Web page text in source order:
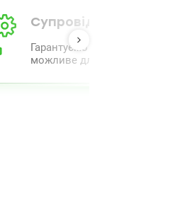
Супровід від А до Я
Гарантуємо повний комплекс
можливе для полегшення